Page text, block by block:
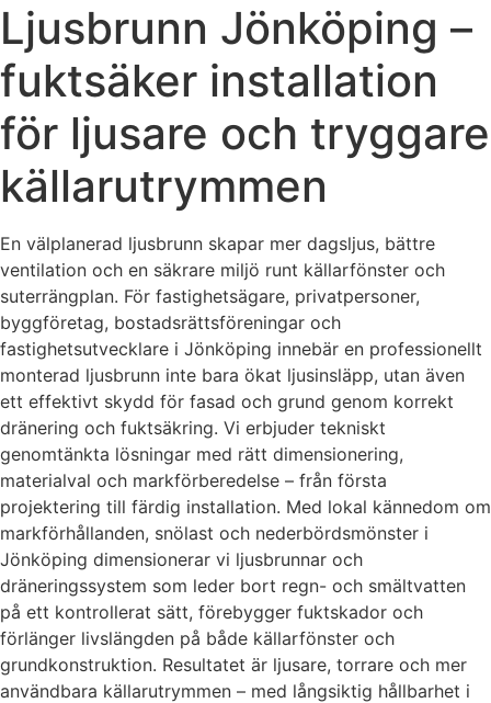
Ljusbrunn Jönköping –
fuktsäker installation
för ljusare och tryggare
källarutrymmen
En välplanerad ljusbrunn skapar mer dagsljus, bättre
ventilation och en säkrare miljö runt källarfönster och
suterrängplan. För fastighetsägare, privatpersoner,
byggföretag, bostadsrättsföreningar och
fastighetsutvecklare i Jönköping innebär en professionellt
monterad ljusbrunn inte bara ökat ljusinsläpp, utan även
ett effektivt skydd för fasad och grund genom korrekt
dränering och fuktsäkring. Vi erbjuder tekniskt
genomtänkta lösningar med rätt dimensionering,
materialval och markförberedelse – från första
projektering till färdig installation. Med lokal kännedom om
markförhållanden, snölast och nederbördsmönster i
Jönköping dimensionerar vi ljusbrunnar och
dräneringssystem som leder bort regn- och smältvatten
på ett kontrollerat sätt, förebygger fuktskador och
förlänger livslängden på både källarfönster och
grundkonstruktion. Resultatet är ljusare, torrare och mer
användbara källarutrymmen – med långsiktig hållbarhet i